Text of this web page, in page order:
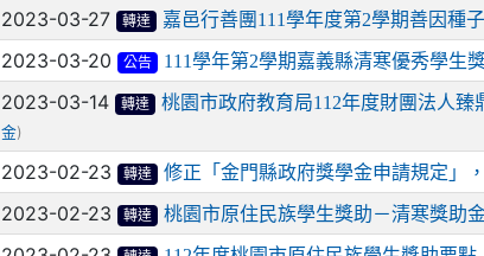
2023-03-27 轉達 嘉邑行善團111學年度第2學期善因種
2023-03-20 公告 111學年第2學期嘉義縣清寒優秀學生
2023-03-14 轉達 桃園市政府教育局112年度財團法人
金)
2023-02-23 轉達 修正「金門縣政府獎學金申請規定」
2023-02-23 轉達 桃園市原住民族學生獎助－清寒獎助